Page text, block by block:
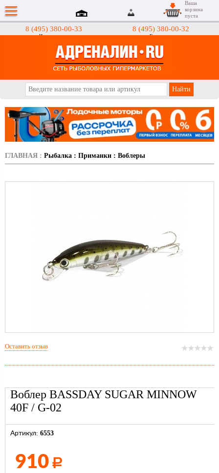
8 (495) 380-00-33
Интернет-магазин
8 (495) 380-00-32
Гипермаркеты
Ваша
корзина
пуста
ГЛАВНАЯ : Рыбалка : Приманки : Воблеры
Воблер BASSDAY SUGAR MINNOW
40F / G-02
Артикул: 6553
910 Р
Оставить отзыв